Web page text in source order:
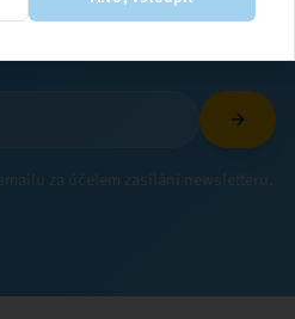
za účelem zasílání newsletteru.